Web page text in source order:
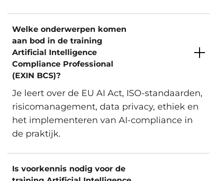
Welke onderwerpen komen
aan bod in de training
Artificial Intelligence
Compliance Professional
(EXIN BCS)?
Je leert over de EU AI Act, ISO-standaarden,
risicomanagement, data privacy, ethiek en
het implementeren van AI-compliance in
de praktijk.
Is voorkennis nodig voor de